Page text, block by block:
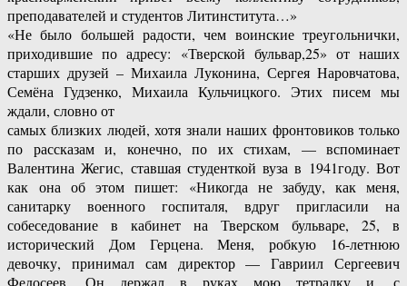
преподавателей и студентов Литинститута…»
«Не было большей радости, чем воинские треугольнички,
приходившие по адресу: «Тверской бульвар,25» от наших
старших друзей – Михаила Луконина, Сергея Наровчатова,
Семёна Гудзенко, Михаила Кульчицкого. Этих писем мы
ждали, словно от
самых близких людей, хотя знали наших фронтовиков только
по рассказам и, конечно, по их стихам, — вспоминает
Валентина Жегис, ставшая студенткой вуза в 1941году. Вот
как она об этом пишет: «Никогда не забуду, как меня,
санитарку военного госпиталя, вдруг пригласили на
собеседование в кабинет на Тверском бульваре, 25, в
исторический Дом Герцена. Меня, робкую 16-летнюю
девочку, принимал сам директор — Гавриил Сергеевич